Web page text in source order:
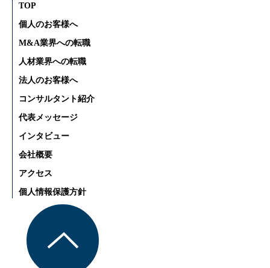
TOP
個人のお客様へ
M&A業界への転職
人材業界への転職
法人のお客様へ
コンサルタント紹介
代表メッセージ
インタビュー
会社概要
アクセス
個人情報保護方針